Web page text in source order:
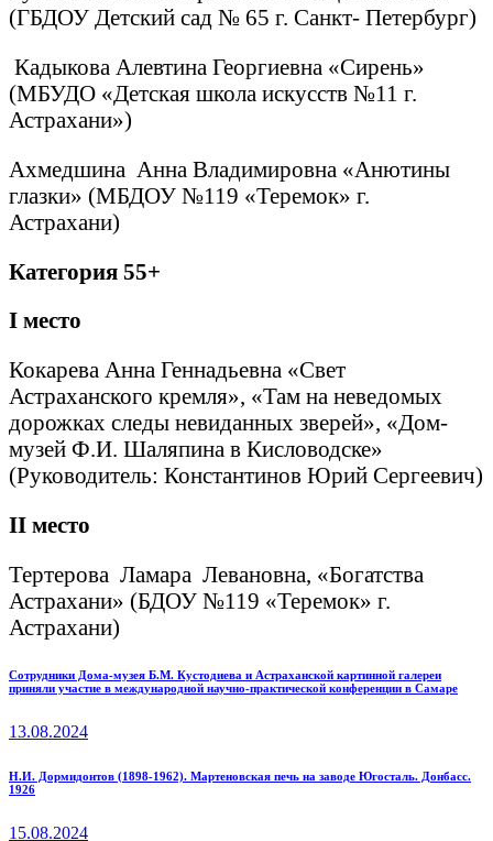
(ГБДОУ Детский сад № 65 г. Санкт- Петербург)
Кадыкова Алевтина Георгиевна «Сирень»
(МБУДО «Детская школа искусств №11 г.
Астрахани»)
Ахмедшина Анна Владимировна «Анютины
глазки» (МБДОУ №119 «Теремок» г.
Астрахани)
Категория 55+
I место
Кокарева Анна Геннадьевна «Свет
Астраханского кремля», «Там на неведомых
дорожках следы невиданных зверей», «Дом-
музей Ф.И. Шаляпина в Кисловодске»
(Руководитель: Константинов Юрий Сергеевич)
II место
Тертерова Ламара Левановна, «Богатства
Астрахани» (БДОУ №119 «Теремок» г.
Астрахани)
Навигация
записям
Previous
post:
Сотрудники Дома-музея Б.М. Кустодиева и Астраханской картинной галереи
приняли участие в международной научно-практической конференции в Самаре
13.08.2024
Next
post:
Н.И. Дормидонтов (1898-1962). Мартеновская печь на заводе Югосталь. Донбасс.
1926
15.08.2024